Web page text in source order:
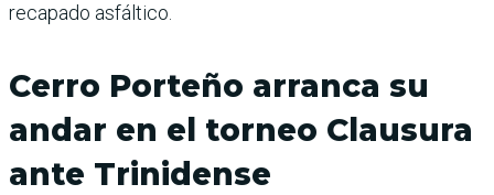
recapado asfáltico.
Cerro Porteño arranca su
andar en el torneo Clausura
ante Trinidense